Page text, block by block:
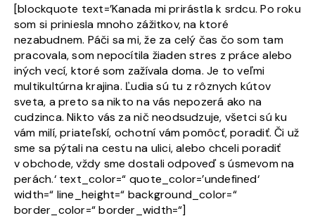
[blockquote text=’Kanada mi prirástla k srdcu. Po roku
som si priniesla mnoho zážitkov, na ktoré
nezabudnem. Páči sa mi, že za celý čas čo som tam
pracovala, som nepocítila žiaden stres z práce alebo
iných vecí, ktoré som zažívala doma. Je to veľmi
multikultúrna krajina. Ľudia sú tu z rôznych kútov
sveta, a preto sa nikto na vás nepozerá ako na
cudzinca. Nikto vás za nič neodsudzuje, všetci sú ku
vám milí, priateľskí, ochotní vám pomôcť, poradiť. Či už
sme sa pýtali na cestu na ulici, alebo chceli poradiť
v obchode, vždy sme dostali odpoveď s úsmevom na
perách.‘ text_color=“ quote_color=’undefined‘
width=“ line_height=“ background_color=“
border_color=“ border_width=“]